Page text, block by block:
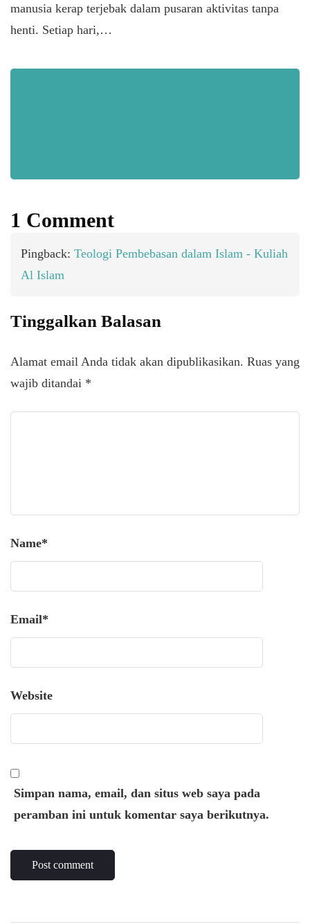
manusia kerap terjebak dalam pusaran aktivitas tanpa
henti. Setiap hari,…
1 Comment
Pingback: Teologi Pembebasan dalam Islam - Kuliah
Al Islam
Tinggalkan Balasan
Alamat email Anda tidak akan dipublikasikan. Ruas yang
wajib ditandai *
Name*
Email*
Website
Simpan nama, email, dan situs web saya pada
peramban ini untuk komentar saya berikutnya.